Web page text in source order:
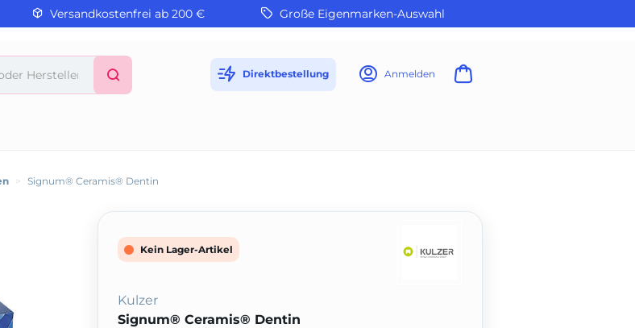
Versandkostenfrei ab 200 € Große Eigenmarken-Auswahl
Direktbestellung Anmelden
> Signum® Ceramis® Dentin
Kein Lager-Artikel
Kulzer
Signum® Ceramis® Dentin